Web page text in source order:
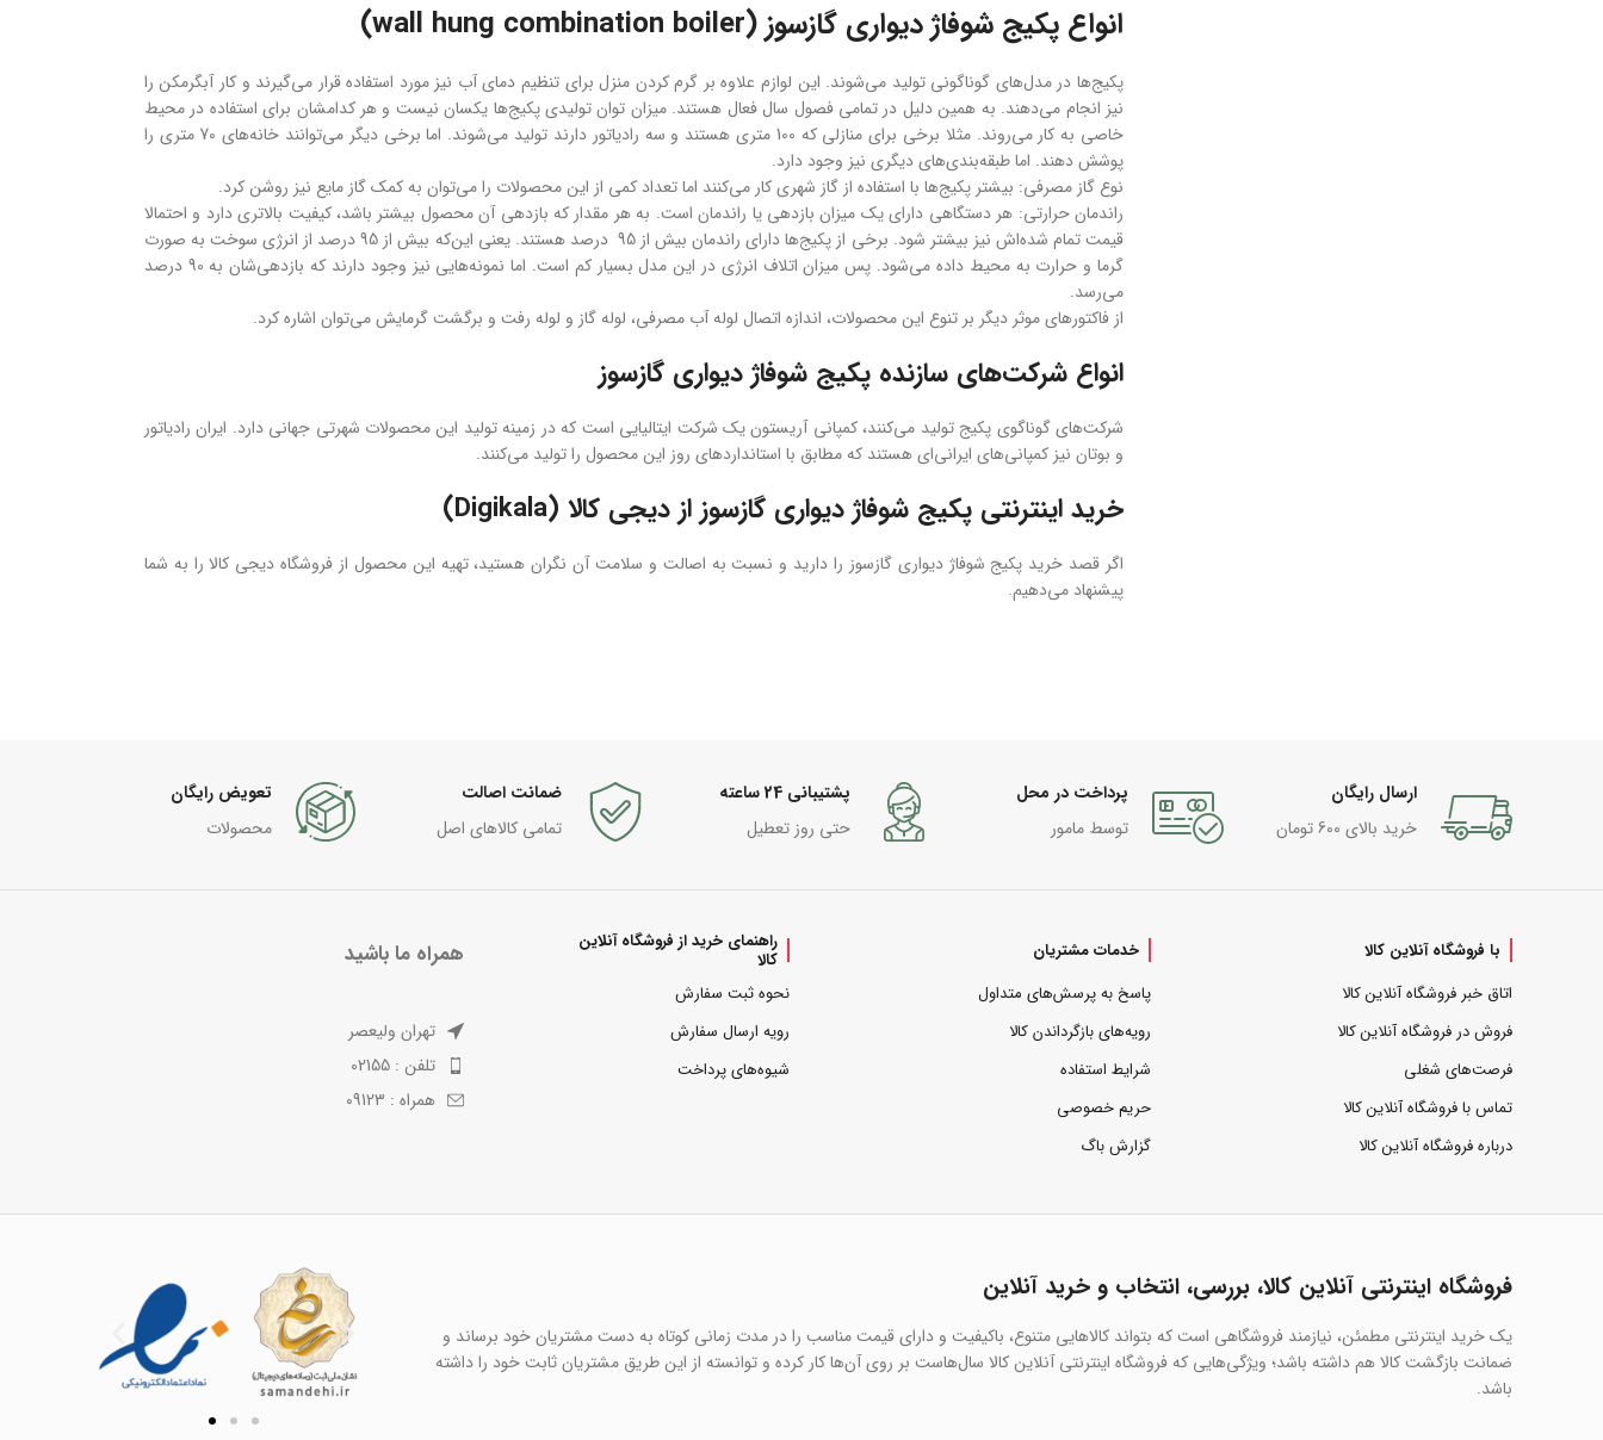
انواع پکیج شوفاژ دیواری گازسوز (wall hung combination boiler)
پکیج‌ها در مدل‌های گوناگونی تولید می‌شوند. این لوازم علاوه بر گرم کردن منزل برای تنظیم دمای آب نیز مورد استفاده قرار می‌گیرند و کار آبگرمکن را
نیز انجام می‌دهند. به همین دلیل در تمامی فصول سال فعال هستند. میزان توان تولیدی پکیج‌ها یکسان نیست و هر کدامشان برای استفاده در محیط
خاصی به کار می‌روند. مثلا برخی برای منازلی که 100 متری هستند و سه رادیاتور دارند تولید می‌شوند. اما برخی دیگر می‌توانند خانه‌های 70 متری را
پوشش دهند. اما طبقه‌بندی‌های دیگری نیز وجود دارد.
نوع گاز مصرفی: بیشتر پکیج‌ها با استفاده از گاز شهری کار می‌کنند اما تعداد کمی از این محصولات را می‌توان به کمک گاز مایع نیز روشن کرد.
راندمان حرارتی: هر دستگاهی دارای یک میزان بازدهی یا راندمان است. به هر مقدار که بازدهی آن محصول بیشتر باشد، کیفیت بالاتری دارد و احتمالا
قیمت تمام شده‌اش نیز بیشتر شود. برخی از پکیج‌ها دارای راندمان بیش از 95 درصد هستند. یعنی این‌که بیش از 95 درصد از انرژی سوخت به صورت
گرما و حرارت به محیط داده می‌شود. پس میزان اتلاف انرژی در این مدل بسیار کم است. اما نمونه‌هایی نیز وجود دارند که بازدهی‌شان به 90 درصد
می‌رسد.
از فاکتورهای موثر دیگر بر تنوع این محصولات، اندازه اتصال لوله آب مصرفی، لوله گاز و لوله رفت و برگشت گرمایش می‌توان اشاره کرد.
انواع شرکت‌های سازنده پکیج شوفاژ دیواری گازسوز
شرکت‌های گوناگوی پکیج تولید می‌کنند، کمپانی آریستون یک شرکت ایتالیایی است که در زمینه تولید این محصولات شهرتی جهانی دارد. ایران رادیاتور
و بوتان نیز کمپانی‌های ایرانی‌ای هستند که مطابق با استانداردهای روز این محصول را تولید می‌کنند.
خرید اینترنتی پکیج شوفاژ دیواری گازسوز از دیجی کالا (Digikala)
اگر قصد خرید پکیج شوفاژ دیواری گازسوز را دارید و نسبت به اصالت و سلامت آن نگران هستید، تهیه این محصول از فروشگاه دیجی کالا را به شما
پیشنهاد می‌دهیم.
ارسال رایگان
خرید بالای 600 تومان
پرداخت در محل
توسط مامور
پشتیبانی 24 ساعته
حتی روز تعطیل
ضمانت اصالت
تمامی کالاهای اصل
تعویض رایگان
محصولات
با فروشگاه آنلاین کالا
اتاق خبر فروشگاه آنلاین کالا
فروش در فروشگاه آنلاین کالا
فرصت‌های شغلی
تماس با فروشگاه آنلاین کالا
درباره فروشگاه آنلاین کالا
خدمات مشتریان
پاسخ به پرسش‌های متداول
رویه‌های بازگرداندن کالا
شرایط استفاده
حریم خصوصی
گزارش باگ
راهنمای خرید از فروشگاه آنلاین
کالا
نحوه ثبت سفارش
رویه ارسال سفارش
شیوه‌های پرداخت
همراه ما باشید
تهران ولیعصر
تلفن : 02155
همراه : 09123
فروشگاه اینترنتی آنلاین کالا، بررسی، انتخاب و خرید آنلاین
یک خرید اینترنتی مطمئن، نیازمند فروشگاهی است که بتواند کالاهایی متنوع، باکیفیت و دارای قیمت مناسب را در مدت زمانی کوتاه به دست مشتریان خود برساند و
ضمانت بازگشت کالا هم داشته باشد؛ ویژگی‌هایی که فروشگاه اینترنتی آنلاین کالا سال‌هاست بر روی آن‌ها کار کرده و توانسته از این طریق مشتریان ثابت خود را داشته
باشد.